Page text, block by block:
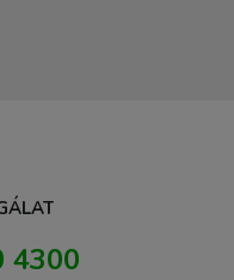
4300